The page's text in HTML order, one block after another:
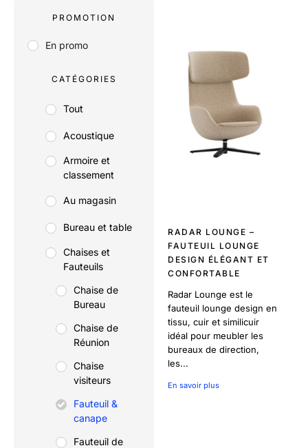
PROMOTION
En promo
CATÉGORIES
Tout
Acoustique
Armoire et
classement
Au magasin
Bureau et table
Chaises et
Fauteuils
Chaise de
Bureau
Chaise de
Réunion
Chaise
visiteurs
Fauteuil &
canape
Fauteuil de
RADAR LOUNGE –
FAUTEUIL LOUNGE
DESIGN ÉLÉGANT ET
CONFORTABLE
Radar Lounge est le
fauteuil lounge design en
tissu, cuir et similicuir
idéal pour meubler les
bureaux de direction,
les...
En savoir plus